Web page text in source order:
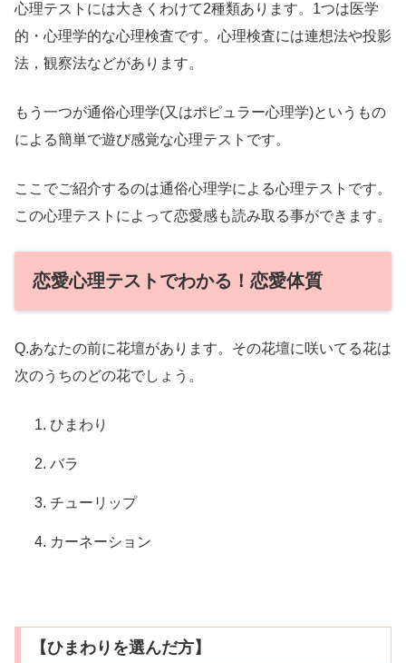
心理テストには大きくわけて2種類あります。1つは医学
的・心理学的な心理検査です。心理検査には連想法や投影
法，観察法などがあります。
もう一つが通俗心理学(又はポピュラー心理学)というもの
による簡単で遊び感覚な心理テストです。
ここでご紹介するのは通俗心理学による心理テストです。
この心理テストによって恋愛感も読み取る事ができます。
恋愛心理テストでわかる！恋愛体質
Q.あなたの前に花壇があります。その花壇に咲いてる花は
次のうちのどの花でしょう。
ひまわり
バラ
チューリップ
カーネーション
【ひまわりを選んだ方】